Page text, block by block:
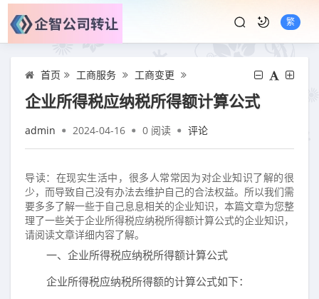
繁
首页 工商服务 工商变更
企业所得税应纳税所得额计算公式
admin 2024-04-16 0 阅读 评论
导读：在现实生活中，很多人常常因为对企业知识了解的很
少，而导致自己没有办法去维护自己的合法权益。所以我们需
要多多了解一些于自己息息相关的企业知识，本篇文章为您整
理了一些关于企业所得税应纳税所得额计算公式的企业知识，
请阅读文章详细内容了解。
一、企业所得税应纳税所得额计算公式
企业所得税应纳税所得额的计算公式如下：